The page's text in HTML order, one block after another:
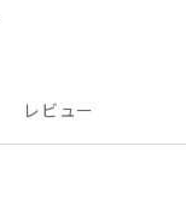
レビュー